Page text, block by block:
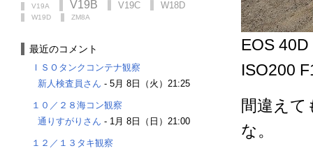
EOS
ISO200
間違え
な。
V19A V19B V19C W18D
W19D ZM8A
最近のコメント
ＩＳＯタンクコンテナ観察
新人検査員さん - 5月 8日（火）21:25
１０／２８海コン観察
通りすがりさん - 1月 8日（日）21:00
１２／１３タキ観察